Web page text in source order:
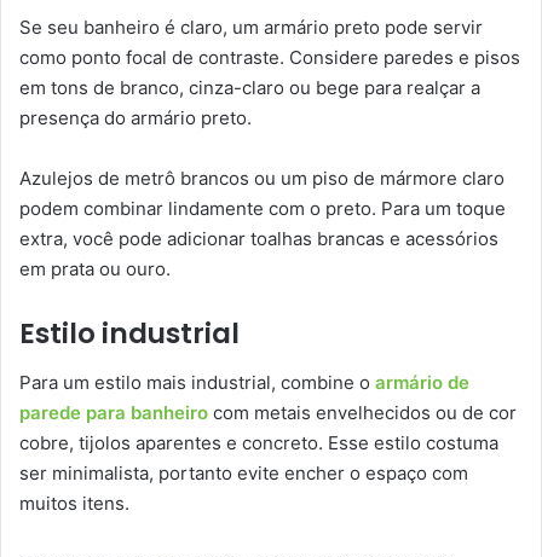
Se seu banheiro é claro, um armário preto pode servir
como ponto focal de contraste. Considere paredes e pisos
em tons de branco, cinza-claro ou bege para realçar a
presença do armário preto.
Azulejos de metrô brancos ou um piso de mármore claro
podem combinar lindamente com o preto. Para um toque
extra, você pode adicionar toalhas brancas e acessórios
em prata ou ouro.
Estilo industrial
Para um estilo mais industrial, combine o armário de
parede para banheiro com metais envelhecidos ou de cor
cobre, tijolos aparentes e concreto. Esse estilo costuma
ser minimalista, portanto evite encher o espaço com
muitos itens.